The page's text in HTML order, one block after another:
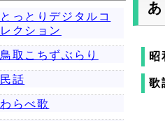
とっとりデジタルコ
レクション
鳥取こちずぶらり
民話
わらべ歌
歌